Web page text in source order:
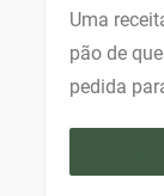
Uma
pão de
pedida